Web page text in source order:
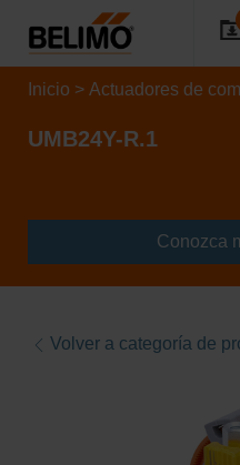
Inicio Actuadores de
UMB24Y-R.1
Conozca
Volver a categoría de